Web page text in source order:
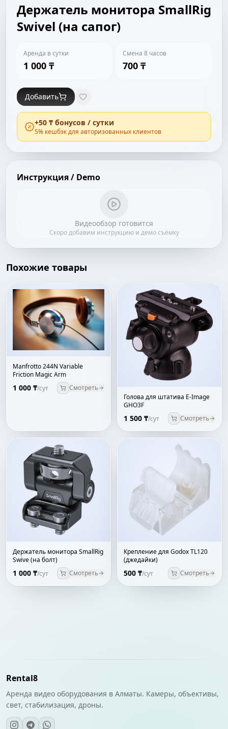
Держатель монитора SmallRig
Swivel (на сапог)
Аренда в сутки
1 000 ₸
Смена 8 часов
700 ₸
Добавить
+50 ₸ бонусов / сутки
5% кешбэк для авторизованных клиентов
Инструкция / Demo
Видеообзор готовится
Скоро добавим инструкцию и демо съёмку
Похожие товары
Manfrotto 244N Variable
Friction Magic Arm
1 000 ₸/сут
Смотреть
Голова для штатива E-Image
GHO3F
1 500 ₸/сут Смотреть
Держатель монитора SmallRig
Swive (на болт)
1 000 ₸/сут Смотреть
Крепление для Godox TL120
(джедайки)
500 ₸/сут Смотреть
Rental8
Аренда видео оборудования в Алматы. Камеры, объективы,
свет, стабилизация, дроны.